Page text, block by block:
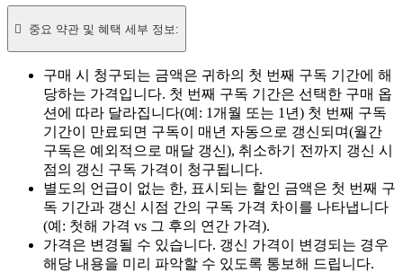
 중요 약관 및 혜택 세부 정보:
구매 시 청구되는 금액은 귀하의 첫 번째 구독 기간에 해
당하는 가격입니다. 첫 번째 구독 기간은 선택한 구매 옵
션에 따라 달라집니다(예: 1개월 또는 1년) 첫 번째 구독
기간이 만료되면 구독이 매년 자동으로 갱신되며(월간
구독은 예외적으로 매달 갱신), 취소하기 전까지 갱신 시
점의 갱신 구독 가격이 청구됩니다.
별도의 언급이 없는 한, 표시되는 할인 금액은 첫 번째 구
독 기간과 갱신 시점 간의 구독 가격 차이를 나타냅니다
(예: 첫해 가격 vs 그 후의 연간 가격).
가격은 변경될 수 있습니다. 갱신 가격이 변경되는 경우
해당 내용을 미리 파악할 수 있도록 통보해 드립니다.